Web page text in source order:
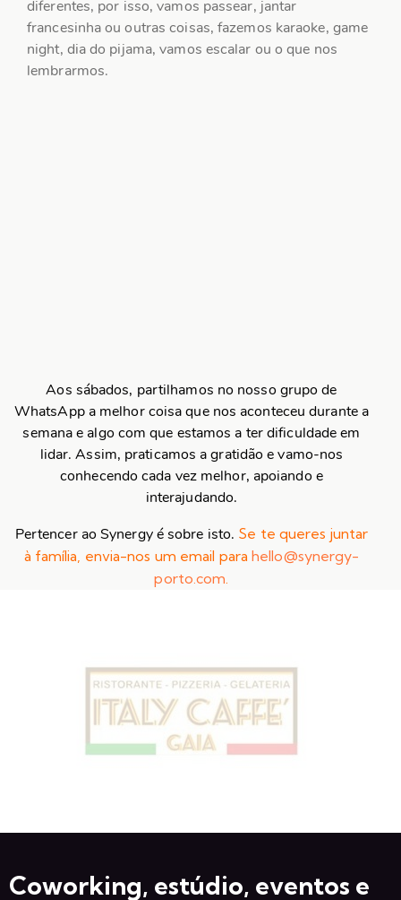
diferentes, por isso, vamos passear, jantar
francesinha ou outras coisas, fazemos karaoke, game
night, dia do pijama, vamos escalar ou o que nos
lembrarmos.
Aos sábados, partilhamos no nosso grupo de
WhatsApp a melhor coisa que nos aconteceu durante a
semana e algo com que estamos a ter dificuldade em
lidar. Assim, praticamos a gratidão e vamo-nos
conhecendo cada vez melhor, apoiando e
interajudando.
Pertencer ao Synergy é sobre isto. Se te queres juntar
à família, envia-nos um email parahello@synergy-
porto.com
Coworking, estúdio, eventos e